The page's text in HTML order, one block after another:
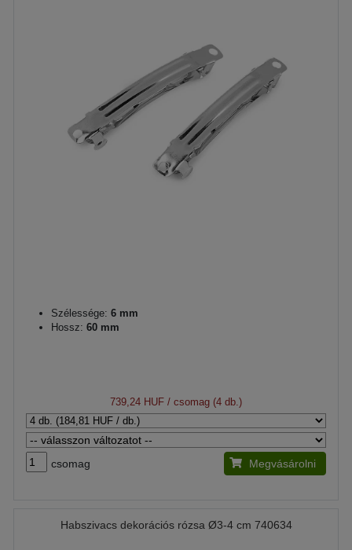
Szélessége: 6 mm
Hossz: 60 mm
739,24 HUF / csomag (4 db.)
csomag Megvásárolni
Habszivacs dekorációs rózsa Ø3-4 cm 740634